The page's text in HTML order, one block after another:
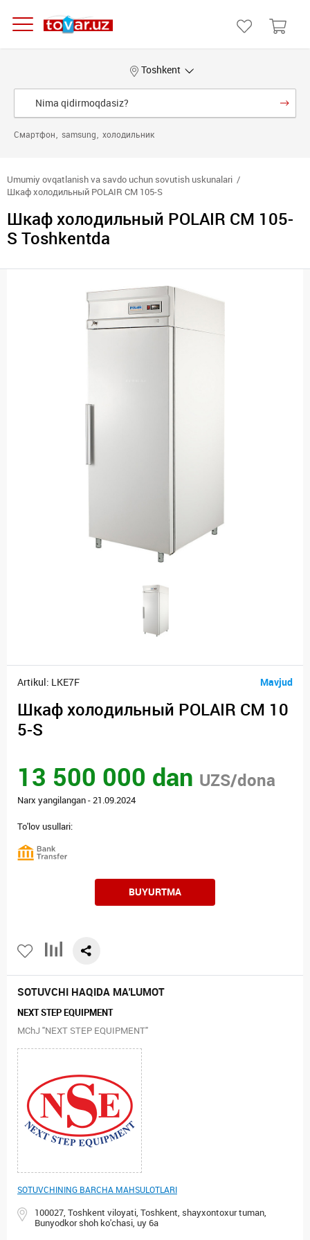
Toshkent
Смартфон samsung холодильник
Umumiy ovqatlanish va savdo uchun sovutish uskunalari
Шкаф холодильный POLAIR CM 105-S
Шкаф холодильный POLAIR CM 105-
S Toshkentda
Artikul: LKE7F Mavjud
Шкаф холодильный POLAIR CM 10
5-S
13 500 000 dan UZS/dona
Narx yangilangan - 21.09.2024
To'lov usullari:
BUYURTMA
SOTUVCHI HAQIDA MA'LUMOT
NEXT STEP EQUIPMENT
MChJ "NEXT STEP EQUIPMENT"
SOTUVCHINING BARCHA MAHSULOTLARI
100027, Toshkent viloyati, Toshkent, shayxontoxur tuman,
Bunyodkor shoh ko'chasi, uy 6а